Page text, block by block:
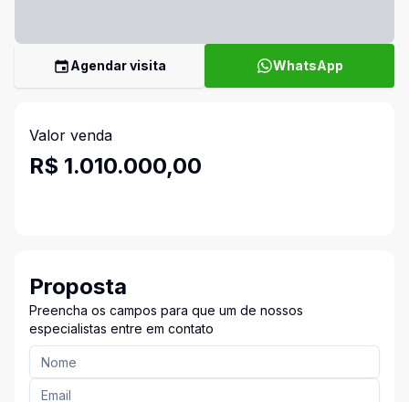
Agendar visita WhatsApp
Valor venda
R$ 1.010.000,00
Proposta
Preencha os campos para que um de nossos
especialistas entre em contato